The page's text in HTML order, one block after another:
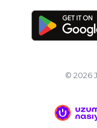
© 2026